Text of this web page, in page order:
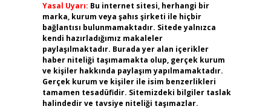
Yasal Uyarı: Bu internet sitesi, herhangi bir
marka, kurum veya şahıs şirketi ile hiçbir
bağlantısı bulunmamaktadır. Sitede yalnızca
kendi hazırladığımız makaleler
paylaşılmaktadır. Burada yer alan içerikler
haber niteliği taşımamakta olup, gerçek kurum
ve kişiler hakkında paylaşım yapılmamaktadır.
Gerçek kurum ve kişiler ile isim benzerlikleri
tamamen tesadüfidir. Sitemizdeki bilgiler taslak
halindedir ve tavsiye niteliği taşımazlar.